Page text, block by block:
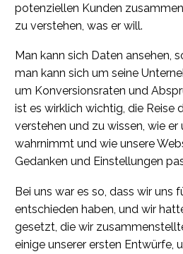
potenziellen Kunden
zu verstehen, was er will.
Man kann sich Daten ansehen,
man kann sich um seine
um Konversionsraten und
ist es wirklich wichtig, die Reise
verstehen und zu wissen, wie er
wahrnimmt und wie unsere
Gedanken und Einstellungen
Bei uns war es so, dass wir uns
entschieden haben, und wir
gesetzt, die wir
einige unserer ersten Entwürfe,